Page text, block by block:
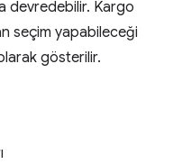
devredebilir. Kargo
seçim yapabileceği
gösterilir.